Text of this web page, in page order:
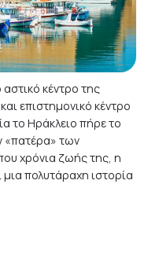
κέντρο της
επιστημονικό κέντρο
το Ηράκλειο πήρε το
«πατέρα» των
χρόνια ζωής της, η
μια πολυτάραχη ιστορία